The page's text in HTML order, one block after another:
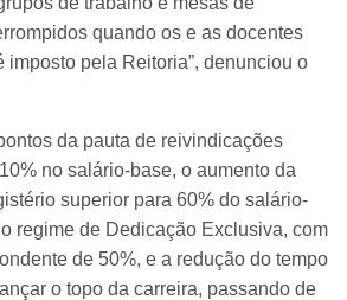
quando os e as docentes
imposto pela Reitoria”, denunciou o
da pauta de reivindicações
no salário-base, o aumento da
superior para 60% do salário-
regime de Dedicação Exclusiva, com
de 50%, e a redução do tempo
o topo da carreira, passando de